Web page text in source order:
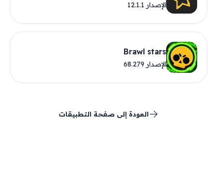
الإصدار 12.1.1
Brawl stars
الإصدار 68.279
العودة إلى صفحة التطبيقات